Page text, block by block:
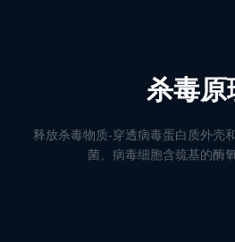
杀毒原
释放杀毒物质-穿透病毒蛋白质外壳
菌、病毒细胞含巯基的酶